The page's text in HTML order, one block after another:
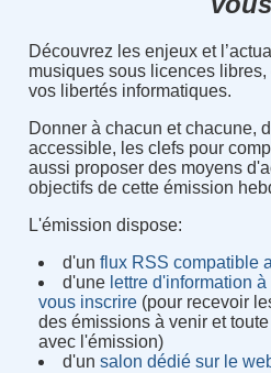
Découvrez les enjeux et
musiques sous licences
vos libertés informatiques.
Donner à chacun et chacune,
accessible, les clefs pour
aussi proposer des moyens
objectifs de cette émission
L'émission dispose:
d'unflux RSS compatible
d'une lettre d'information
vous inscrire (pour recevoir
des émissions à venir et
avec l'émission)
d'unsalon dédié sur le